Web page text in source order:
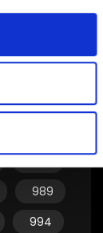
959
974
989
994